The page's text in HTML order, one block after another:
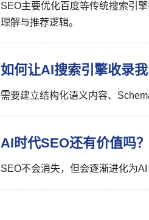
SEO主要优化百度等传统搜索引
理解与推荐逻辑。
如何让AI搜索引擎收录我
需要建立结构化语义内容、
AI时代SEO还有价值吗？
SEO不会消失，但会逐渐进化为